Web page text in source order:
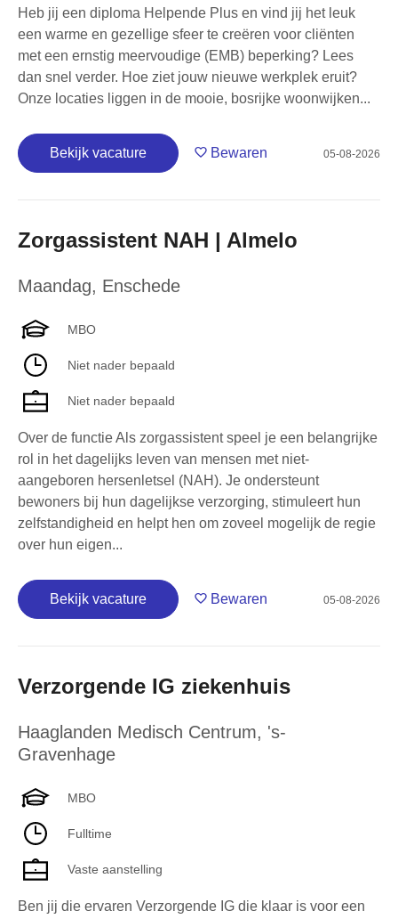
Heb jij een diploma Helpende Plus en vind jij het leuk
een warme en gezellige sfeer te creëren voor cliënten
met een ernstig meervoudige (EMB) beperking? Lees
dan snel verder. Hoe ziet jouw nieuwe werkplek eruit?
Onze locaties liggen in de mooie, bosrijke woonwijken...
Bekijk vacature Bewaren 05-08-2026
Zorgassistent NAH | Almelo
Maandag, Enschede
MBO
Niet nader bepaald
Niet nader bepaald
Over de functie Als zorgassistent speel je een belangrijke
rol in het dagelijks leven van mensen met niet-
aangeboren hersenletsel (NAH). Je ondersteunt
bewoners bij hun dagelijkse verzorging, stimuleert hun
zelfstandigheid en helpt hen om zoveel mogelijk de regie
over hun eigen...
Bekijk vacature Bewaren 05-08-2026
Verzorgende IG ziekenhuis
Haaglanden Medisch Centrum, 's-
Gravenhage
MBO
Fulltime
Vaste aanstelling
Ben jij die ervaren Verzorgende IG die klaar is voor een